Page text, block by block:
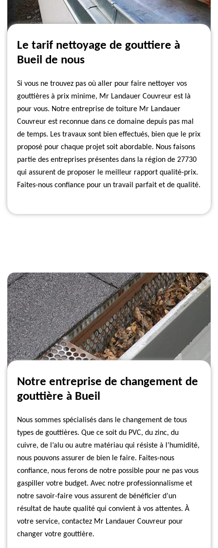
Le tarif nettoyage de gouttiere à
Bueil de nous
Si vous ne trouvez pas où aller pour faire nettoyer vos
gouttières à prix minime, Mr Landauer Couvreur est là
pour vous. Notre entreprise de toiture Mr Landauer
Couvreur est reconnue dans ce domaine depuis pas mal
de temps. Les travaux sont bien effectués, bien que le prix
proposé pour chaque projet soit abordable. Nous faisons
partie des entreprises présentes dans la région de 27730
qui assurent de proposer le meilleur rapport qualité-prix.
Faites-nous confiance pour un travail parfait et de qualité.
Notre entreprise de changement de
gouttière à Bueil
Nous sommes spécialisés dans le changement de tous
types de gouttières. Que ce soit du PVC, du zinc, du
cuivre, de l’alu ou autre matériau qui résiste à l’humidité,
nous pouvons assurer de bien le faire. Faites-nous
confiance, nous ferons de notre possible pour ne pas vous
gaspiller votre budget. Avec notre professionnalisme et
notre savoir-faire vous assurent de bénéficier d’un
résultat de haute qualité qui convient à vos attentes. À
votre service, contactez Mr Landauer Couvreur pour
changer votre gouttière.